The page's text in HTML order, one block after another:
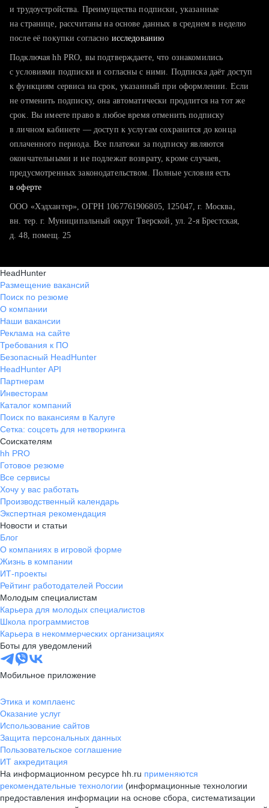
тратите много времени на поиск и вручную поднимаете
хотите сравнить себя с конкурентами и оценить шансы
и трудоустройства. Преимущества подписки, указанные
на странице, рассчитаны на основе данных в среднем в неделю
после её покупки согласно исследованию
Подключая hh PRO, вы подтверждаете, что ознакомились
с условиями подписки и согласны с ними. Подписка даёт доступ
к функциям сервиса на срок, указанный при оформлении. Если
не отменить подписку, она автоматически продлится на тот же
срок. Вы имеете право в любое время отменить подписку
в личном кабинете — доступ к услугам сохранится до конца
оплаченного периода. Все платежи за подписку являются
окончательными и не подлежат возврату, кроме случаев,
предусмотренных законодательством. Полные условия есть
в оферте
ООО «Хэдхантер», ОГРН 1067761906805, 125047, г. Москва,
вн. тер. г. Муниципальный округ Тверской, ул. 2-я Брестская,
д. 48, помещ. 25
HeadHunter
Размещение вакансий
Поиск по резюме
О компании
Наши вакансии
Реклама на сайте
Требования к ПО
Безопасный HeadHunter
HeadHunter API
Партнерам
Инвесторам
Каталог компаний
Поиск по вакансиям в Калуге
Сетка: соцсеть для нетворкинга
Соискателям
hh PRO
Готовое резюме
Все сервисы
Хочу у вас работать
Производственный календарь
Экспертная рекомендация
Новости и статьи
Блог
О компаниях в игровой форме
Жизнь в компании
ИТ-проекты
Рейтинг работодателей России
Молодым специалистам
Карьера для молодых специалистов
Школа программистов
Карьера в некоммерческих организациях
Боты для уведомлений
Мобильное приложение
Этика и комплаенс
Оказание услуг
Использование сайтов
Защита персональных данных
Пользовательское соглашение
ИТ аккредитация
На информационном ресурсе hh.ru применяются
рекомендательные технологии (информационные технологии
предоставления информации на основе сбора, систематизации